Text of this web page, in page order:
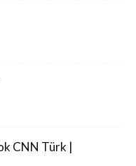
CNN Türk |